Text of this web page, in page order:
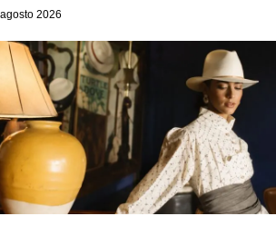
2026